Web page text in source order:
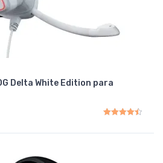
Delta White Edition para